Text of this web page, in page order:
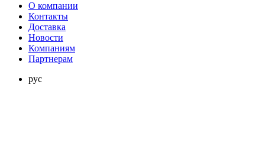
О компании
Контакты
Доставка
Новости
Компаниям
Партнерам
рус